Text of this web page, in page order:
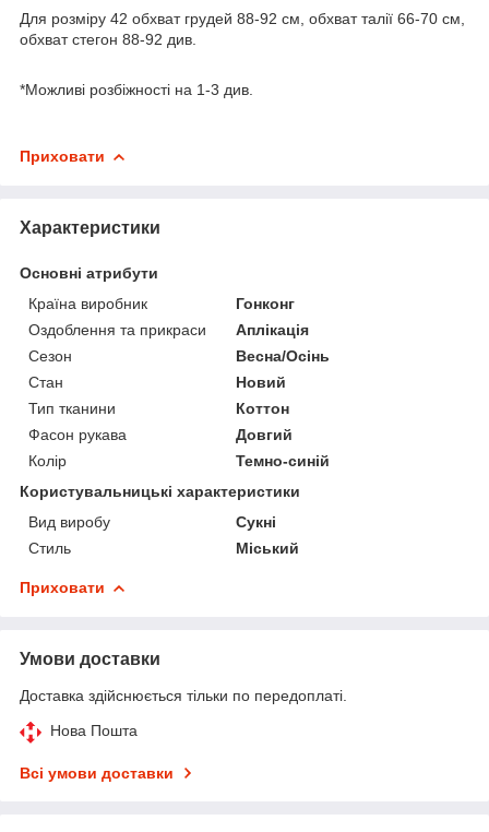
Для розміру 42 обхват грудей 88-92 см, обхват талії 66-70 см,
обхват стегон 88-92 див.
*Можливі розбіжності на 1-3 див.
Приховати
Характеристики
Основні атрибути
Країна виробник
Гонконг
Оздоблення та прикраси
Аплікація
Сезон
Весна/Осінь
Стан
Новий
Тип тканини
Коттон
Фасон рукава
Довгий
Колір
Темно-синій
Користувальницькі характеристики
Вид виробу
Сукні
Стиль
Міський
Приховати
Умови доставки
Доставка здійснюється тільки по передоплаті.
Нова Пошта
Всі умови доставки